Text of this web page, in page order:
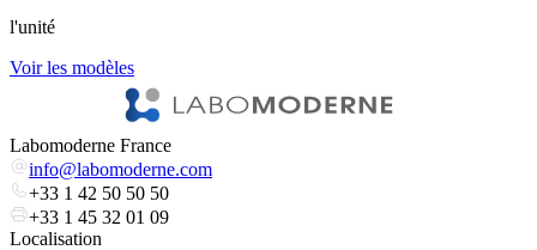
l'unité
Voir les modèles
Labomoderne France
info@labomoderne.com
+33 1 42 50 50 50
+33 1 45 32 01 09
Localisation